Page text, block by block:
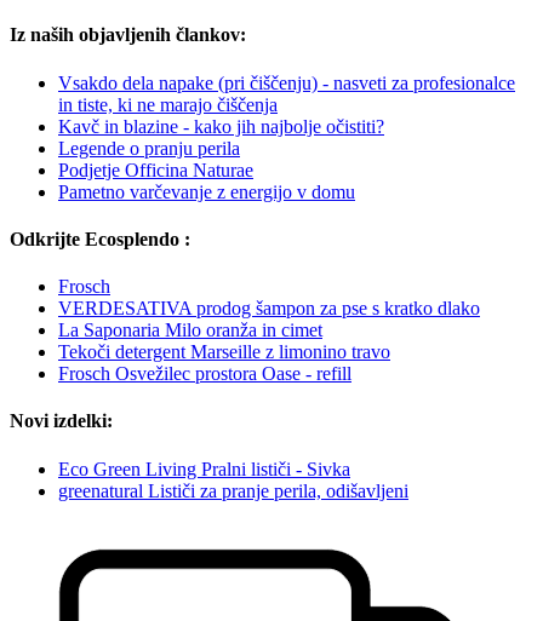
Iz naših objavljenih člankov:
Vsakdo dela napake (pri čiščenju) - nasveti za profesionalce
in tiste, ki ne marajo čiščenja
Kavč in blazine - kako jih najbolje očistiti?
Legende o pranju perila
Podjetje Officina Naturae
Pametno varčevanje z energijo v domu
Odkrijte Ecosplendo :
Frosch
VERDESATIVA prodog šampon za pse s kratko dlako
La Saponaria Milo oranža in cimet
Tekoči detergent Marseille z limonino travo
Frosch Osvežilec prostora Oase - refill
Novi izdelki:
Eco Green Living Pralni lističi - Sivka
greenatural Lističi za pranje perila, odišavljeni